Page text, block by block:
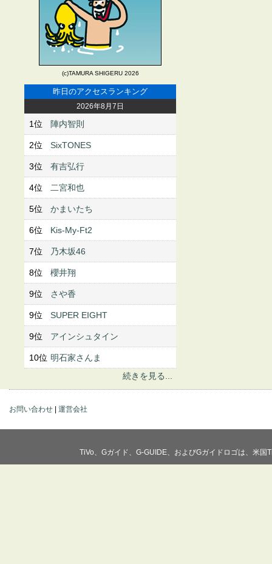
(c)TAMURA SHIGERU 2026
昨日のアクセスランキング
2026年8月7日
1位 陣内智則
2位 SixTONES
3位 有吉弘行
4位 二宮和也
5位 かまいたち
6位 Kis-My-Ft2
7位 乃木坂46
8位 櫻井翔
9位 さや香
9位 SUPER EIGHT
9位 アインシュタイン
10位 明石家さんま
続きを見る...
お問い合わせ 運営会社
TiVo、Gガイド、G-GUIDE、およびGガイドロゴは、米